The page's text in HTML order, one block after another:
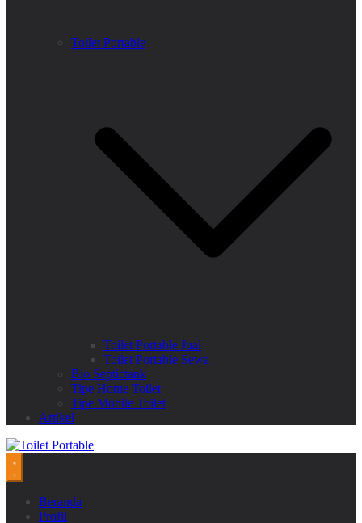
Toilet Portable
Toilet Portable Jual
Toilet Portable Sewa
Bio Septictank
Tipe Home Toilet
Tipe Mobile Toilet
Artikel
Beranda
Profil